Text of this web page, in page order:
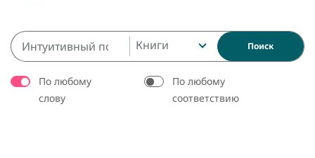
Книги Поиск
По любому
слову
По любому
соответствию